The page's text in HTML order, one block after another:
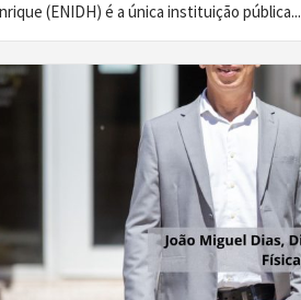
(ENIDH) é a única instituição pública...